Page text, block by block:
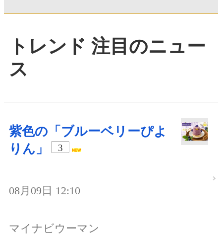
トレンド 注目のニュー
ス
紫色の「ブルーベリーぴよ
りん」
3
08月09日 12:10
マイナビウーマン